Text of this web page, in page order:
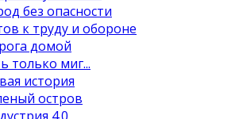
без опасности
к труду и обороне
домой
только миг...
история
остров